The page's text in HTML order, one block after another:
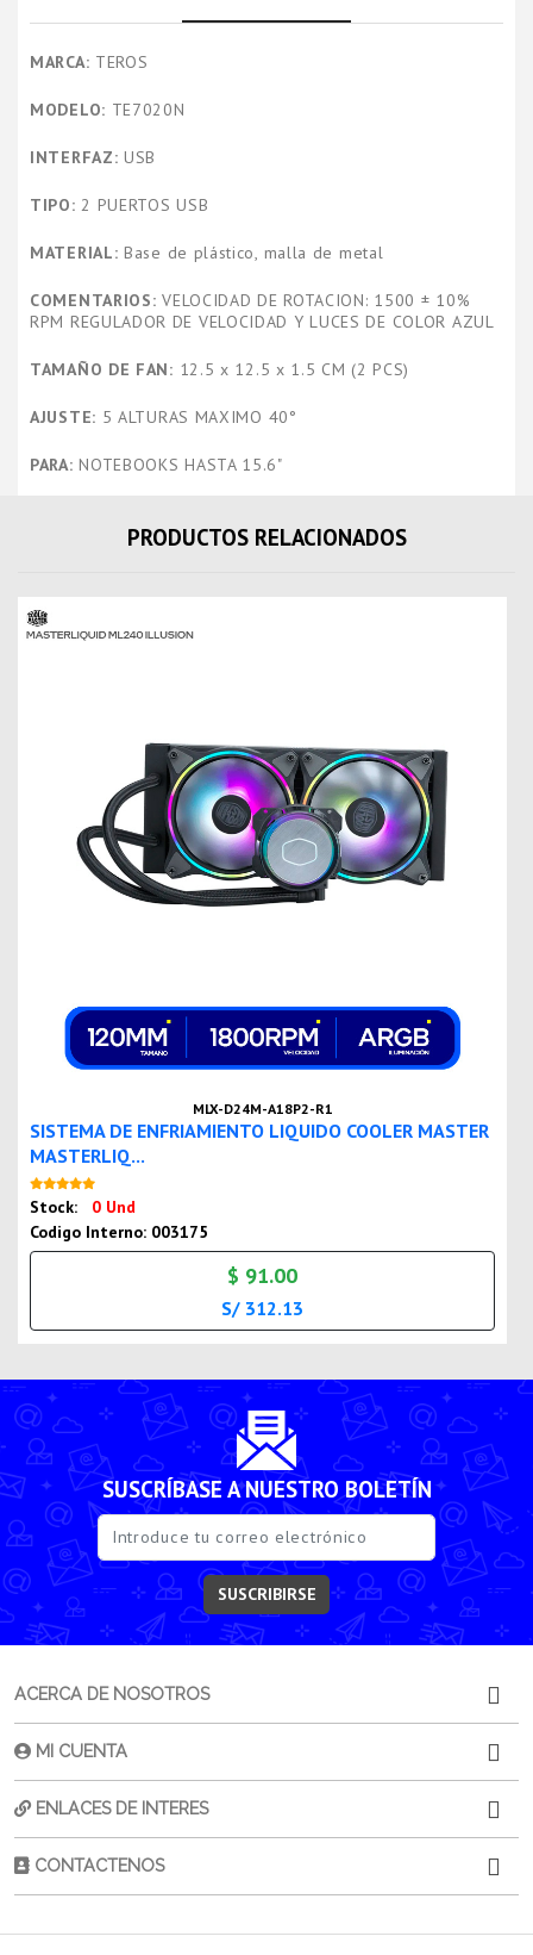
MARCA: TEROS
MODELO: TE7020N
INTERFAZ: USB
TIPO:2 PUERTOS USB
MATERIAL: Base de plástico, malla de metal
COMENTARIOS: VELOCIDAD DE ROTACION: 1500 ± 10%
RPM REGULADOR DE VELOCIDAD Y LUCES DE COLOR AZUL
TAMAÑO DE FAN: 12.5 x 12.5 x 1.5 CM (2 PCS)
AJUSTE: 5 ALTURAS MAXIMO 40°
PARA: NOTEBOOKS HASTA 15.6"
PRODUCTOS RELACIONADOS
MLX-D24M-A18P2-R1
SISTEMA DE ENFRIAMIENTO LIQUIDO COOLER MASTER
MASTERLIQ...
Stock:
0 Und
Codigo Interno: 003175
$ 91.00
S/ 312.13
SUSCRÍBASE A NUESTRO BOLETÍN
SUSCRIBIRSE
ACERCA DE NOSOTROS
MI CUENTA
ENLACES DE INTERES
CONTACTENOS